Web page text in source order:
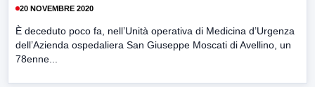
20 NOVEMBRE 2020
È deceduto poco fa, nell’Unità operativa di Medicina d’Urgenza
dell’Azienda ospedaliera San Giuseppe Moscati di Avellino, un
78enne...